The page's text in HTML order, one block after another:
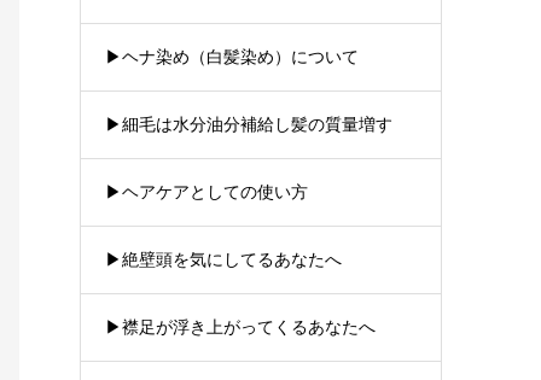
▶︎ヘナ染め（白髪染め）について
▶︎細毛は水分油分補給し髪の質量増す
▶︎ヘアケアとしての使い方
▶︎絶壁頭を気にしてるあなたへ
▶︎襟足が浮き上がってくるあなたへ